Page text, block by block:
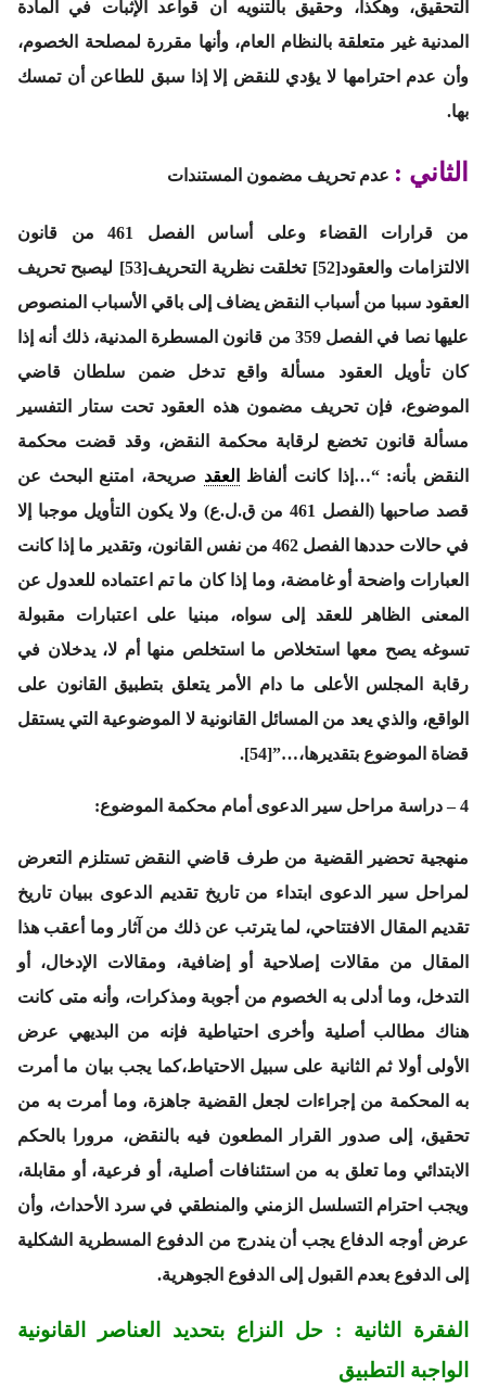
التحقيق، وهكذا، وحقيق بالتنويه أن قواعد الإثبات في المادة
المدنية غير متعلقة بالنظام العام، وأنها مقررة لمصلحة الخصوم،
وأن عدم احترامها لا يؤدي للنقض إلا إذا سبق للطاعن أن تمسك
بها.
الثاني : عدم تحريف مضمون المستندات
من قرارات القضاء وعلى أساس الفصل 461 من قانون
الالتزامات والعقود[52] تخلقت نظرية التحريف[53] ليصبح تحريف
العقود سببا من أسباب النقض يضاف إلى باقي الأسباب المنصوص
عليها نصا في الفصل 359 من قانون المسطرة المدنية، ذلك أنه إذا
كان تأويل العقود مسألة واقع تدخل ضمن سلطان قاضي
الموضوع، فإن تحريف مضمون هذه العقود تحت ستار التفسير
مسألة قانون تخضع لرقابة محكمة النقض، وقد قضت محكمة
النقض بأنه: “…إذا كانت ألفاظ
العقد صريحة، امتنع البحث عن
قصد صاحبها (الفصل 461 من ق.ل.ع) ولا يكون التأويل موجبا إلا
في حالات حددها الفصل 462 من نفس القانون، وتقدير ما إذا كانت
العبارات واضحة أو غامضة، وما إذا كان ما تم اعتماده للعدول عن
المعنى الظاهر للعقد إلى سواه، مبنيا على اعتبارات مقبولة
تسوغه يصح معها استخلاص ما استخلص منها أم لا، يدخلان في
رقابة المجلس الأعلى ما دام الأمر يتعلق بتطبيق القانون على
الواقع، والذي يعد من المسائل القانونية لا الموضوعية التي يستقل
قضاة الموضوع بتقديرها،…”[54].
4 – دراسة مراحل سير الدعوى أمام محكمة الموضوع:
منهجية تحضير القضية من طرف قاضي النقض تستلزم التعرض
لمراحل سير الدعوى ابتداء من تاريخ تقديم الدعوى ببيان تاريخ
تقديم المقال الافتتاحي، لما يترتب عن ذلك من آثار وما أعقب هذا
المقال من مقالات إصلاحية أو إضافية، ومقالات الإدخال، أو
التدخل، وما أدلى به الخصوم من أجوبة ومذكرات، وأنه متى كانت
هناك مطالب أصلية وأخرى احتياطية فإنه من البديهي عرض
الأولى أولا ثم الثانية على سبيل الاحتياط،كما يجب بيان ما أمرت
به المحكمة من إجراءات لجعل القضية جاهزة، وما أمرت به من
تحقيق، إلى صدور القرار المطعون فيه بالنقض، مرورا بالحكم
الابتدائي وما تعلق به من استئنافات أصلية، أو فرعية، أو مقابلة،
ويجب احترام التسلسل الزمني والمنطقي في سرد الأحداث، وأن
عرض أوجه الدفاع يجب أن يندرج من الدفوع المسطرية الشكلية
إلى الدفوع بعدم القبول إلى الدفوع الجوهرية.
الفقرة الثانية : حل النزاع بتحديد العناصر القانونية
الواجبة التطبيق